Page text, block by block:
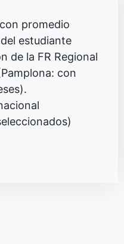
promedio
estudiante
de la FR Regional
con